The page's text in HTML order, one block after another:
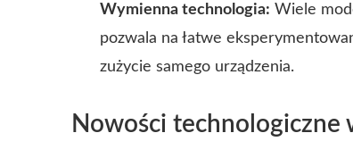
Wymienna technologia: Wiele
pozwala na łatwe
zużycie samego urządzenia.
Nowości technologiczne